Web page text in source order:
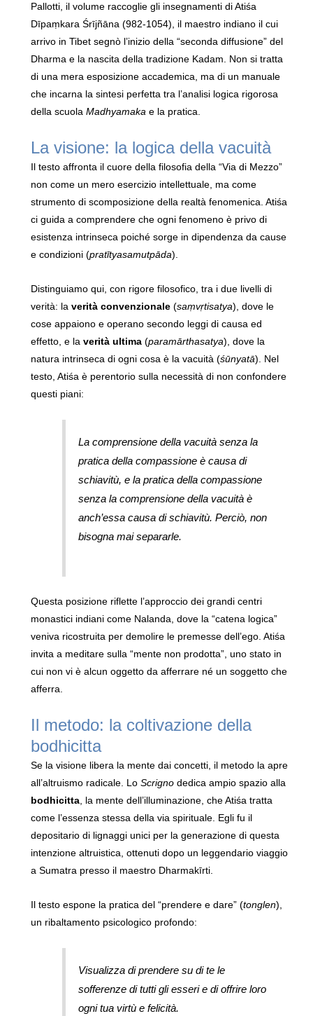
Pallotti, il volume raccoglie gli insegnamenti di Atiśa
Dīpaṃkara Śrījñāna (982-1054), il maestro indiano il cui
arrivo in Tibet segnò l’inizio della “seconda diffusione” del
Dharma e la nascita della tradizione Kadam. Non si tratta
di una mera esposizione accademica, ma di un manuale
che incarna la sintesi perfetta tra l’analisi logica rigorosa
della scuola Madhyamaka e la pratica.
La visione: la logica della vacuità
Il testo affronta il cuore della filosofia della “Via di Mezzo”
non come un mero esercizio intellettuale, ma come
strumento di scomposizione della realtà fenomenica. Atiśa
ci guida a comprendere che ogni fenomeno è privo di
esistenza intrinseca poiché sorge in dipendenza da cause
e condizioni (pratītyasamutpāda).
Distinguiamo qui, con rigore filosofico, tra i due livelli di
verità: la verità convenzionale(saṃvṛtisatya), dove le
cose appaiono e operano secondo leggi di causa ed
effetto, e la verità ultima(paramārthasatya), dove la
natura intrinseca di ogni cosa è la vacuità (śūnyatā). Nel
testo, Atiśa è perentorio sulla necessità di non confondere
questi piani:
La comprensione della vacuità senza la
pratica della compassione è causa di
schiavitù, e la pratica della compassione
senza la comprensione della vacuità è
anch’essa causa di schiavitù. Perciò, non
bisogna mai separarle.
Questa posizione riflette l’approccio dei grandi centri
monastici indiani come Nalanda, dove la “catena logica”
veniva ricostruita per demolire le premesse dell’ego. Atiśa
invita a meditare sulla “mente non prodotta”, uno stato in
cui non vi è alcun oggetto da afferrare né un soggetto che
afferra.
Il metodo: la coltivazione della
bodhicitta
Se la visione libera la mente dai concetti, il metodo la apre
all’altruismo radicale. Lo Scrignodedica ampio spazio alla
bodhicitta, la mente dell’illuminazione, che Atiśa tratta
come l’essenza stessa della via spirituale. Egli fu il
depositario di lignaggi unici per la generazione di questa
intenzione altruistica, ottenuti dopo un leggendario viaggio
a Sumatra presso il maestro Dharmakīrti.
Il testo espone la pratica del “prendere e dare” (tonglen),
un ribaltamento psicologico profondo:
Visualizza di prendere su di te le
sofferenze di tutti gli esseri e di offrire loro
ogni tua virtù e felicità.